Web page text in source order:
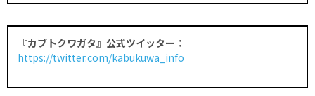
『カブトクワガタ』公式ツイッター：
https://twitter.com/kabukuwa_info